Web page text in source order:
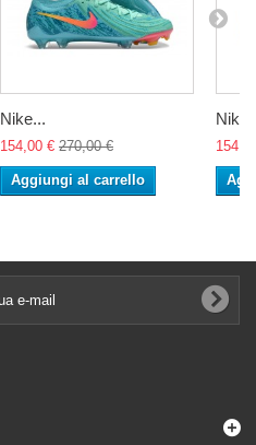
Nike...
154,00 € 270,00 €
Aggiungi al carrello